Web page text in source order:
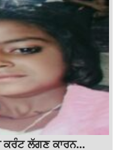
ਕਰੰਟ ਲੱਗਣ ਕਾਰਨ...